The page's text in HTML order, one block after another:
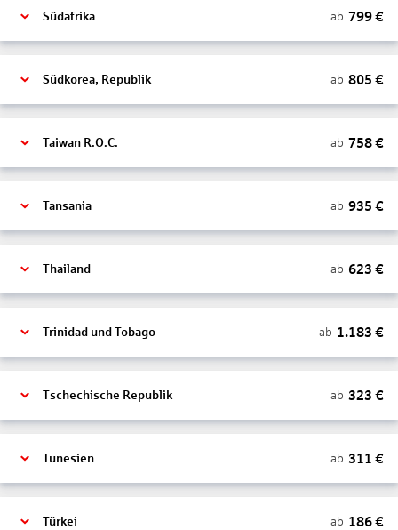
Südafrika ab 799€
Südkorea, Republik ab 805 €
Taiwan R.O.C. ab 758€
Tansania ab 935 €
Thailand ab 623 €
Trinidad und Tobago ab 1.183 €
Tschechische Republik ab 323 €
Tunesien ab 311 €
Türkei ab 186€